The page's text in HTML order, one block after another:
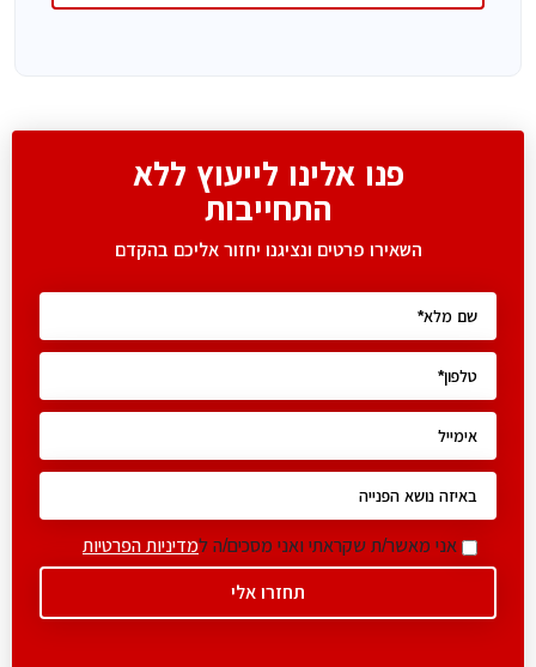
פנו אלינו לייעוץ ללא
התחייבות
השאירו פרטים ונציגנו יחזור אליכם בהקדם
אני מאשר/ת שקראתי ואני מסכים/ה למדיניות הפרטיות